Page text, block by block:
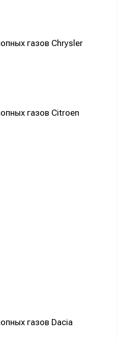
газов Chrysler
газов Citroen
газов Dacia